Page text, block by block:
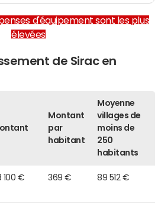
d'équipement sont les plus
élevées
de Sirac en
Montant
par
habitant
Moyenne
villages de
moins de
250
habitants
100 € 369 € 89 512 €